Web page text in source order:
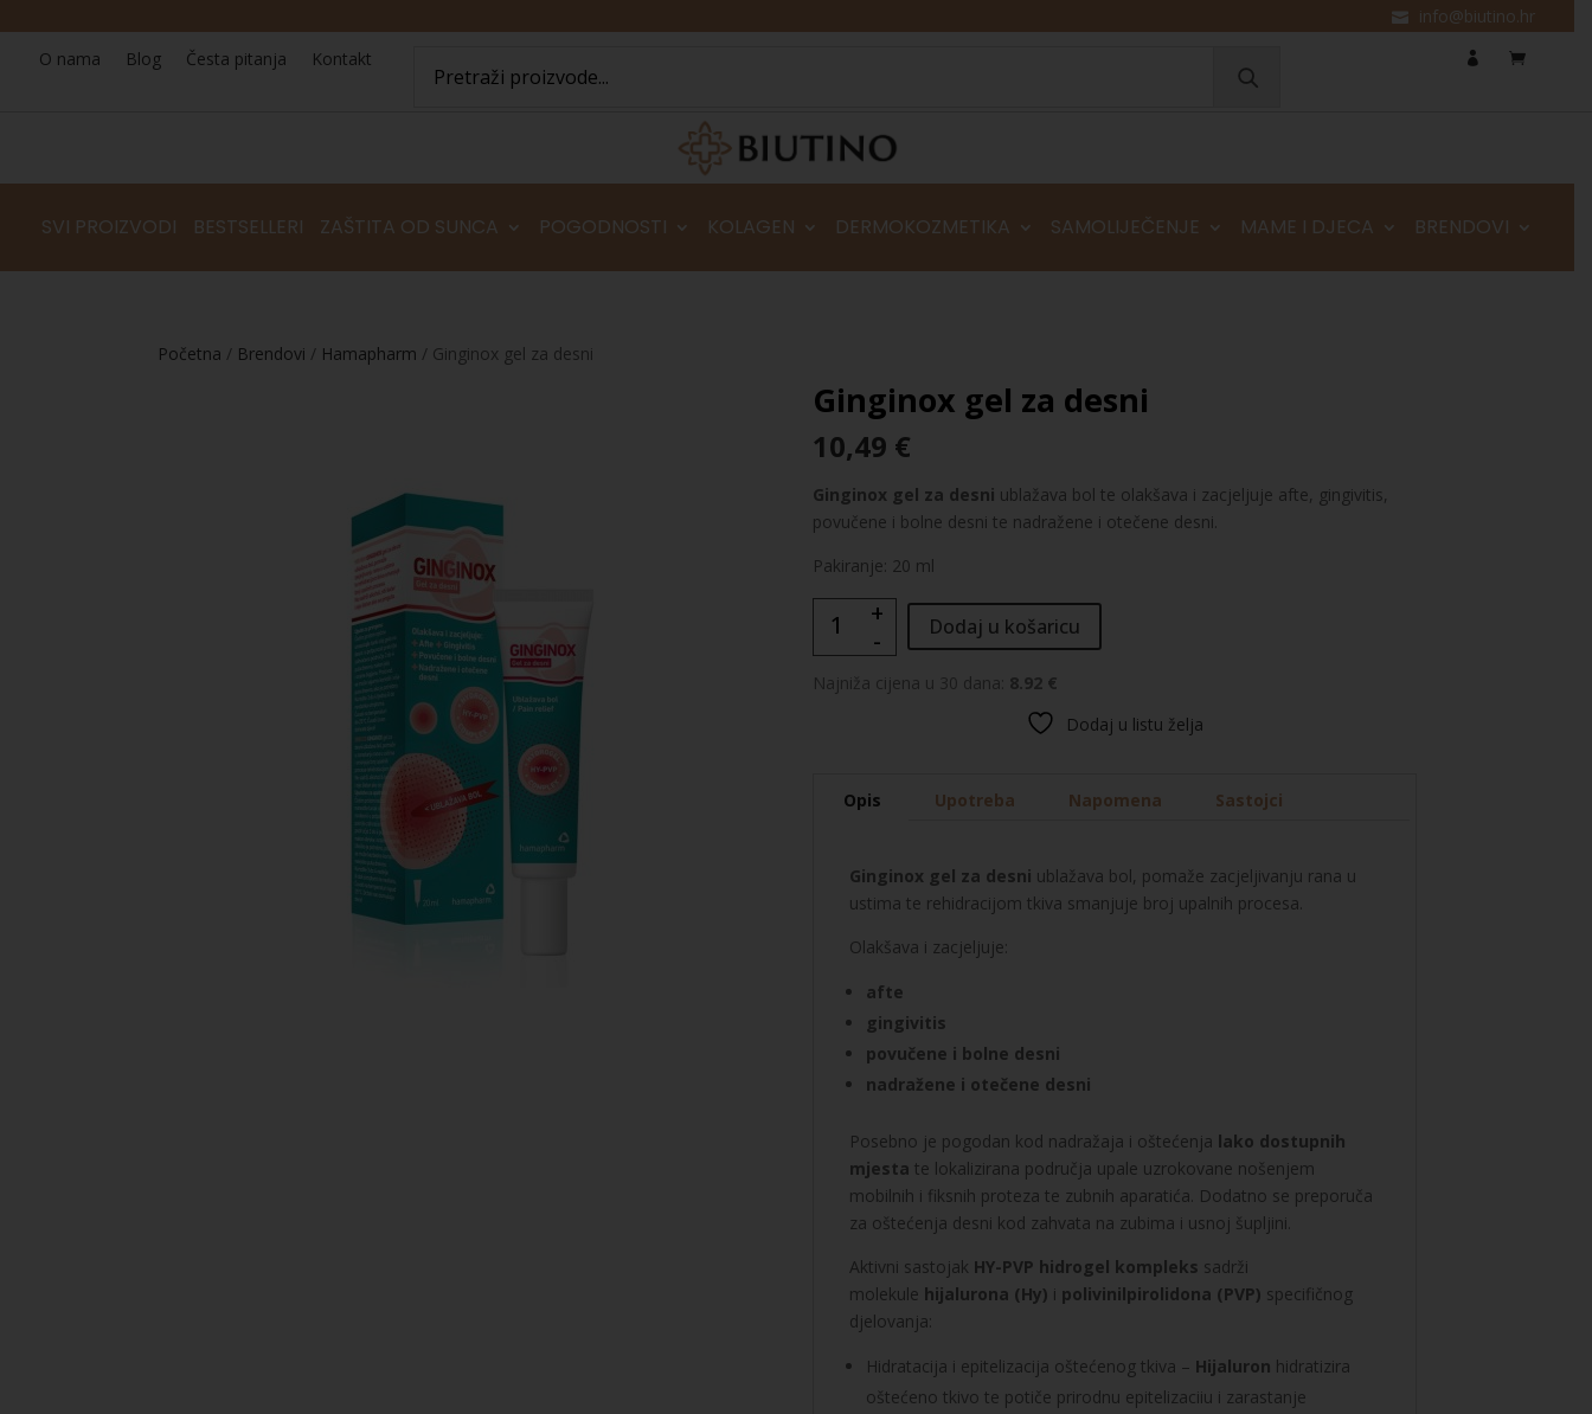
info@biutino.hr
O nama
Blog Česta pitanja Kontakt
SVI PROIZVODI BESTSELLERI ZAŠTITA OD SUNCA POGODNOSTI KOLAGEN DERMOKOZMETIKA SAMOLIJEČENJE MAME I DJECA BRENDOVI
Početna / Brendovi / Hamapharm / Ginginox gel za desni
Ginginox gel za desni
10,49 €
Ginginox gel za desni ublažava bol te olakšava i zacjeljuje afte, gingivitis,
povučene i bolne desni te nadražene i otečene desni.
Pakiranje: 20 ml
Ginginox
desni
+
-
Dodaj u košaricu
Najniža cijena u 30 dana: 8.92 €
Dodaj u listu želja
Opis Upotreba Napomena Sastojci
Ginginox gel za desni ublažava bol, pomaže zacjeljivanju rana u
ustima te rehidracijom tkiva smanjuje broj upalnih procesa.
Olakšava i zacjeljuje:
afte
gingivitis
povučene i bolne desni
nadražene i otečene desni
Posebno je pogodan kod nadražaja i oštećenja lako dostupnih
mjesta te lokalizirana područja upale uzrokovane nošenjem
mobilnih i fiksnih proteza te zubnih aparatića. Dodatno se preporuča
za oštećenja desni kod zahvata na zubima i usnoj šupljini.
Aktivni sastojak HY-PVP hidrogel kompleks sadrži
molekule hijalurona (Hy) i polivinilpirolidona (PVP) specifičnog
djelovanja:
Hidratacija i epitelizacija oštećenog tkiva – Hijaluron hidratizira
oštećeno tkivo te potiče prirodnu epitelizaciiu i zarastanje